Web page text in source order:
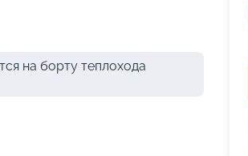
на борту теплохода